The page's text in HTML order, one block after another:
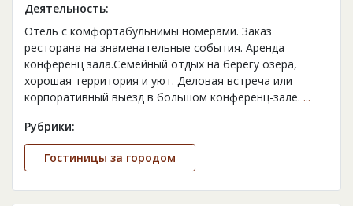
Деятельность:
Отель с комфортабульнимы номерами. Заказ
ресторана на знаменательные события. Аренда
конференц зала.Семейный отдых на берегу озера,
хорошая территория и уют. Деловая встреча или
корпоративный выезд в большом конференц-зале. ...
Рубрики:
Гостиницы за городом